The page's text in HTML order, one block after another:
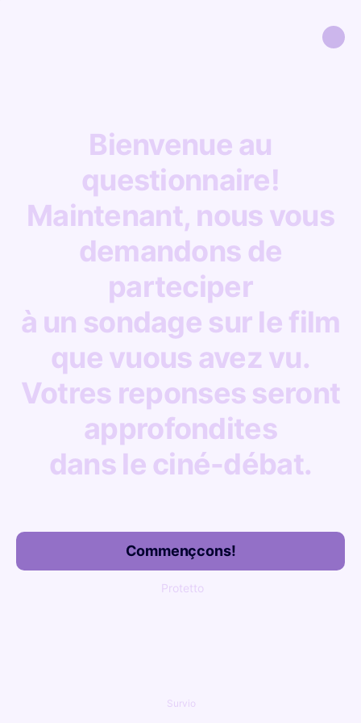
Bienvenue au
questionnaire!
Maintenant, nous vous
demandons de
parteciper
à un sondage sur le film
que vuous avez vu.
Votres reponses seront
approfondites
dans le ciné-débat.
Commençcons!
Protetto
Survio